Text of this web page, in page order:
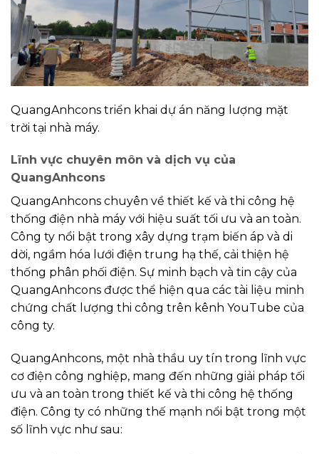
QuangAnhcons triển khai dự án năng lượng mặt
trời tại nhà máy.
Lĩnh vực chuyên môn và dịch vụ của
QuangAnhcons
QuangAnhcons chuyên về thiết kế và thi công hệ
thống điện nhà máy với hiệu suất tối ưu và an toàn.
Công ty nổi bật trong xây dựng trạm biến áp và di
dời, ngầm hóa lưới điện trung hạ thế, cải thiện hệ
thống phân phối điện. Sự minh bạch và tin cậy của
QuangAnhcons được thể hiện qua các tài liệu minh
chứng chất lượng thi công trên kênh YouTube của
công ty.
QuangAnhcons, một nhà thầu uy tín trong lĩnh vực
cơ điện công nghiệp, mang đến những giải pháp tối
ưu và an toàn trong thiết kế và thi công hệ thống
điện. Công ty có những thế mạnh nổi bật trong một
số lĩnh vực như sau: